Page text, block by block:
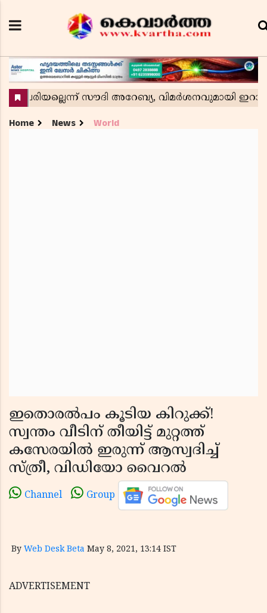
Home News World
ഇതൊരല്‍പം കൂടിയ കിറുക്ക്!
സ്വന്തം വീടിന് തീയിട്ട് മുറ്റത്ത്
കസേരയില്‍ ഇരുന്ന് ആസ്വദിച്ച്
സ്ത്രീ, വിഡിയോ വൈറല്‍
Channel Group
By Web Desk Beta May 8, 2021, 13:14 IST
ADVERTISEMENT